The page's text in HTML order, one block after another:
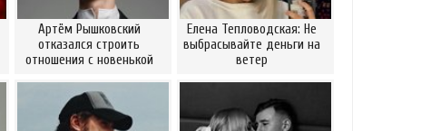
Артём Рышковский
отказался строить
отношения с новенькой
Елена Тепловодская: Не
выбрасывайте деньги на
ветер